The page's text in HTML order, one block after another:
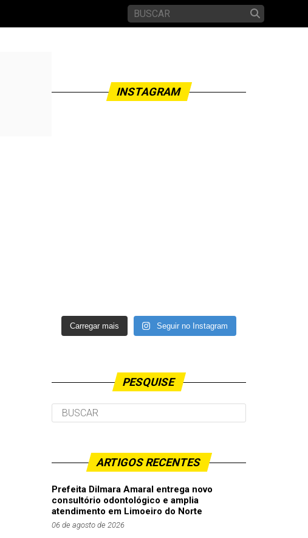
INSTAGRAM
Carregar mais Seguir no Instagram
PESQUISE
ARTIGOS RECENTES
Prefeita Dilmara Amaral entrega novo
consultório odontológico e amplia
atendimento em Limoeiro do Norte
06 de agosto de 2026